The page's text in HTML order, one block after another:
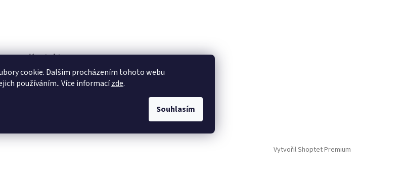
cookie. Dalším procházením tohoto webu
používáním.. Více informacízde.
Souhlasím
Kontakt
obchod@4dave.cz
Vytvořil Shoptet Premium